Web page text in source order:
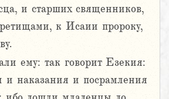
и старших священников,
к Исаии пророку,
ему: так говорит Езекия:
и наказания и посрамления